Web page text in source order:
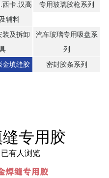
西卡.汉高
辅料
专用玻璃胶枪系列
装及拆卸
汽车玻璃专用吸盘系
列
金填缝胶 密封胶条系列
专用胶
已有人浏览